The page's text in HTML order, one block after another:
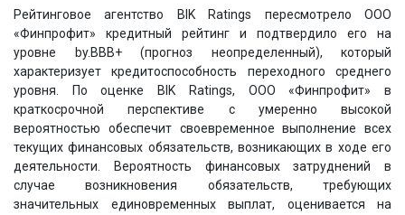
Рейтинговое агентство BIK Ratings пересмотрело ООО
«Финпрофит» кредитный рейтинг и подтвердило его на
уровне by.BBB+ (прогноз неопределенный), который
характеризует кредитоспособность переходного среднего
уровня. По оценке BIK Ratings, ООО «Финпрофит» в
краткосрочной перспективе с умеренно высокой
вероятностью обеспечит своевременное выполнение всех
текущих финансовых обязательств, возникающих в ходе его
деятельности. Вероятность финансовых затруднений в
случае возникновения обязательств, требующих
значительных единовременных выплат, оценивается на